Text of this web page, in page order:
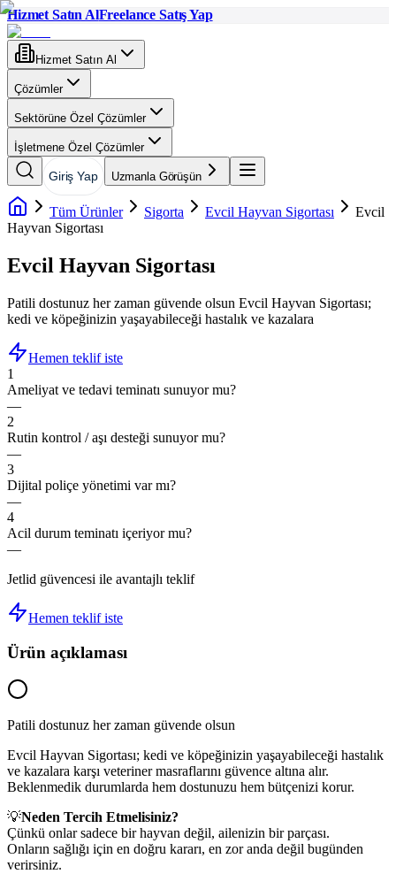
Hizmet Satın AlFreelance Satış Yap
Hizmet Satın Al
Çözümler
Sektörüne Özel Çözümler
İşletmene Özel Çözümler
Giriş Yap Uzmanla Görüşün
Tüm Ürünler Sigorta Evcil Hayvan Sigortası
Evcil
Hayvan Sigortası
Evcil Hayvan Sigortası
Patili dostunuz her zaman güvende olsun Evcil Hayvan Sigortası;
kedi ve köpeğinizin yaşayabileceği hastalık ve kazalara
Hemen teklif iste
1
Ameliyat ve tedavi teminatı sunuyor mu?
—
2
Rutin kontrol / aşı desteği sunuyor mu?
—
3
Dijital poliçe yönetimi var mı?
—
4
Acil durum teminatı içeriyor mu?
—
Jetlid güvencesi ile avantajlı teklif
Hemen teklif iste
Ürün açıklaması
Patili dostunuz her zaman güvende olsun
Evcil Hayvan Sigortası; kedi ve köpeğinizin yaşayabileceği hastalık
ve kazalara karşı veteriner masraflarını güvence altına alır.
Beklenmedik durumlarda hem dostunuzu hem bütçenizi korur.
💡Neden Tercih Etmelisiniz?
Çünkü onlar sadece bir hayvan değil, ailenizin bir parçası.
Onların sağlığı için en doğru kararı, en zor anda değil bugünden
verirsiniz.